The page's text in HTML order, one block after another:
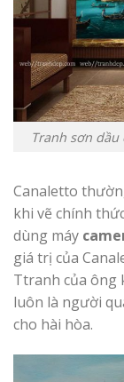
Tranh sơn
Canaletto
khi vẽ chính
dùng máy
giá trị của
Ttranh của ông
luôn là người
cho hài hòa.